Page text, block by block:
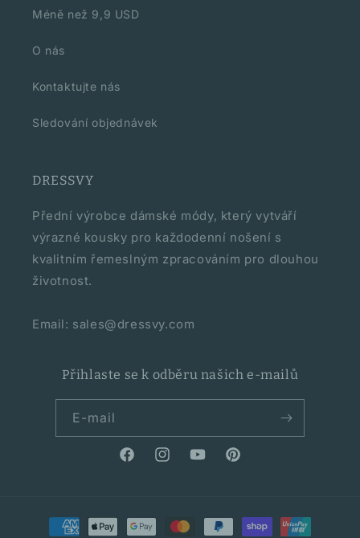
Méně než 9,9 USD
O nás
Kontaktujte nás
Sledování objednávek
DRESSVY
Přední výrobce dámské módy, který vytváří
výrazné kousky pro každodenní nošení s
kvalitním řemeslným zpracováním pro dlouhou
životnost.
Email: sales@dressvy.com
Přihlaste se k odběru našich e-mailů
E-mail
FacebookInstagramYouTubePinterest
Platební